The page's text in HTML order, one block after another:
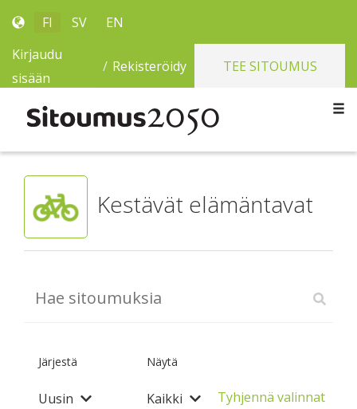
FI SV
EN
Kirjaudu
sisään
/ Rekisteröidy TEE SITOUMUS
Kestävät elämäntavat
Järjestä
Uusin
Näytä
Kaikki Tyhjennä valinnat